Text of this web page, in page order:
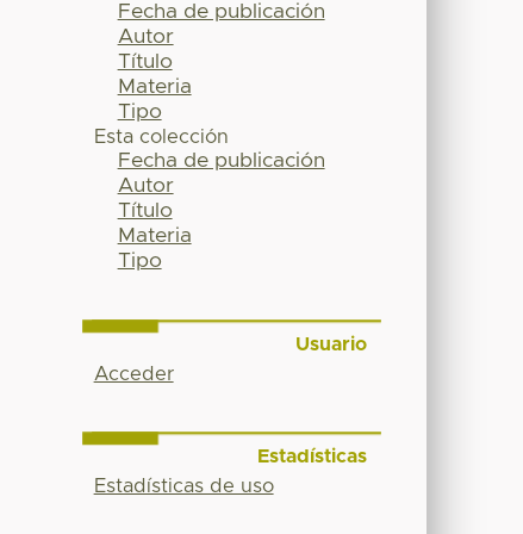
Fecha de publicación
Autor
Título
Materia
Tipo
Esta colección
Fecha de publicación
Autor
Título
Materia
Tipo
Usuario
Acceder
Estadísticas
Estadísticas de uso